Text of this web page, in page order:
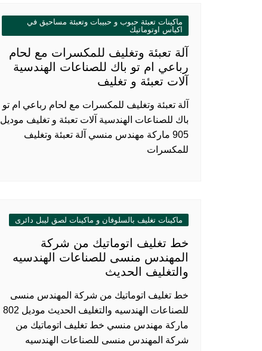
ماكينات تعبئة حبوب و حبيبات وتعبئة مساحيق في
اكياس اوتوماتيك
آلة تعبئة وتغليف للمكسرات مع لحام
رباعي ام تو باك للصناعات الهندسية
آلات تعبئة و تغليف
آلة تعبئة وتغليف للمكسرات مع لحام رباعي ام تو
باك للصناعات الهندسية آلات تعبئة و تغليف موديل
905 ماركة مهندس منسي آلة تعبئة وتغليف
للمكسرات
ماكينات تغليف بالسلوفان و ماكينات لصق ليبل دائرى
خط تغليف اتوماتيك من شركة
المهندس منسى للصناعات الهندسيه
والتغليف الحديث
خط تغليف اتوماتيك من شركة المهندس منسى
للصناعات الهندسيه والتغليف الحديث موديل 802
ماركة مهندس منسي خط تغليف اتوماتيك من
شركة المهندس منسى للصناعات الهندسيه